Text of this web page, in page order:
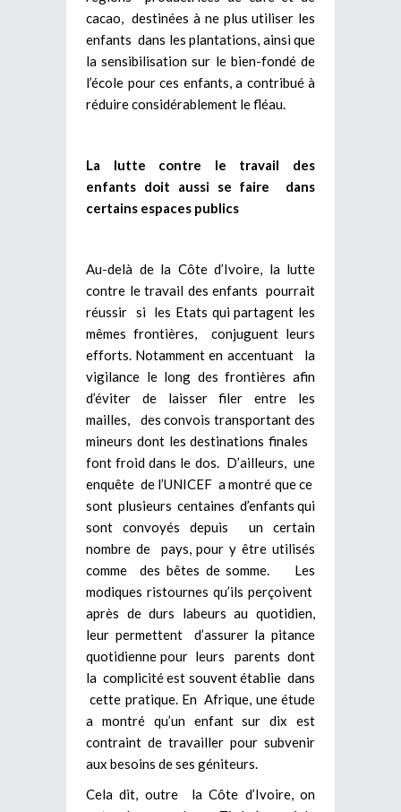
cacao, destinées à ne plus utiliser les
enfants dans les plantations, ainsi que
la sensibilisation sur le bien-fondé de
l’école pour ces enfants, a contribué à
réduire considérablement le fléau.
La lutte contre le travail des
enfants doit aussi se faire dans
certains espaces publics
Au-delà de la Côte d’Ivoire, la lutte
contre le travail des enfants pourrait
réussir si les Etats qui partagent les
mêmes frontières, conjuguent leurs
efforts. Notamment en accentuant la
vigilance le long des frontières afin
d’éviter de laisser filer entre les
mailles, des convois transportant des
mineurs dont les destinations finales
font froid dans le dos. D’ailleurs, une
enquête de l’UNICEF a montré que ce
sont plusieurs centaines d’enfants qui
sont convoyés depuis un certain
nombre de pays, pour y être utilisés
comme des bêtes de somme. Les
modiques ristournes qu’ils perçoivent
après de durs labeurs au quotidien,
leur permettent d’assurer la pitance
quotidienne pour leurs parents dont
la complicité est souvent établie dans
cette pratique. En Afrique, une étude
a montré qu’un enfant sur dix est
contraint de travailler pour subvenir
aux besoins de ses géniteurs.
Cela dit, outre la Côte d’Ivoire, on